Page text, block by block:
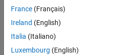
Ports
Input
expand all
France (Français)
Ireland (English)
Italia (Italiano)
Luxembourg (English)